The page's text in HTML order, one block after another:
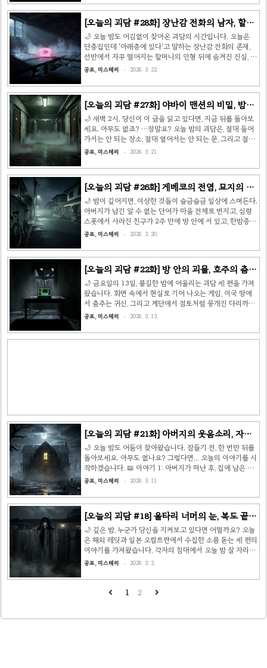
학교 시절, 10층짜리 아파트와 13층짜리 아파트가 나란히
길한 별명이 붙어 있었죠. 어느 날, 친구에게서 기묘한 소문
을 들었습니다. 새벽 3시에 13층 건물의 엘리베이터로 7층
에 가서 특정한 의식을 하고, 5층으로 내려가 또 무언가를 한
뒤, 3층에서 내려 계단으로 4층에 올라가면 유령을 볼 수 있
다는 것이었습니다. 그 소문을 잊고 지내던 어느 가을,..
[오늘의 괴담 #28화] 장난감 전화의 남자, 할머
니의 인형, 그리고 부자연스러운 걸음 속도 👻
🌙 오늘 밤도 어김없이 찾아온 괴담의 시간입니다. 오늘은
단층집인데 '아래층에 있다'고 말하는 장난감 전화의 존재,
선반에서 자꾸 떨어지는 할머니의 인형 뒤에 숨겨진 진실, 그
리고 깊은 밤 산길 계단에서 만난 부자연스러운 걸음의 존재
화의 남자 — "아래층에 있어" 사라(Sarah)는 남편 데이비
주택에서 둘이 살고 있었습니다. 어느 날, 미아가 어디선가
분홍색 장난감 전화기를 가져왔습니다. 싸구려 플라스틱 장
난감에 배터리칸도 없는 물건이었는데, 버튼을 누르면 진짜
발신음이 울렸습니다. 미아는 수화기를 귀에 대고 한참을 듣
더니, 이렇게 말했습니다. "엄마, 전화 아저씨가 아..
공포, 미스테리 2026. 3. 22.
[오늘의 괴담 #27화] 야바이 맨션의 비밀, 밤울
음의 정체, 그리고 식인 가족의 사회복지사 👻
🌙 새벽 2시. 당신이 이 글을 읽고 있다면, 지금 뒤를 돌아보
세요. 아무도 없죠? …정말요? 오늘 밤의 괴담은, 절대 들어
가서는 안 되는 장소, 절대 열어서는 안 되는 문, 그리고 절대
만나서는 안 되는 사람에 관한 이야기입니다. 📖 이야기 1:
이중 계약이 되어 버렸다. 급하게 대체 물건을 찾아야 했던
같은 가격대에서는 절대 구할 수 없는 넓이. 역에서 도보 5
분. 거의 신축 수준의 깔끔함. "단, 조건이 있습니다." 중개사
가 진지한 표정으로 말했다. "밤 11시 이후에는 절대 외출하
지 마세요." 이상한 조건이라 생각했지만, 급한 상황이라 계
약했다. 처음 며칠은 아무 일 없었다..
공포, 미스테리 2026. 3. 21.
[오늘의 괴담 #26화] 게베코의 전염, 묘지의 실
종자, 그리고 창문 너머의 손짓 👻
🌙 밤이 깊어지면, 이상한 것들이 슬금슬금 일상에 스며든다.
아버지가 남긴 알 수 없는 단어가 마을 전체로 번지고, 심령
스폿에서 사라진 친구가 2주 만에 방 안에 서 있고, 한밤중
이웃집 창문에서 아이들을 향한 섬뜩한 손짓이 반복된다.오
가 남긴 단어의 전염 제 아버지는 항상 병든 두더지를 '게베
겠고요. 다만 아버지는 두더지를 볼 때마다 그것을 병든 두
더지라 단정 짓고는 "게베코다, 게베코가 나왔어!" 라며 큰
소리로 외치시곤 했습니다. 보통 두더지를 본 것만으로 그게
병든 건지 멀쩡한 건지 알 수 있을 리 없잖아요? 나중에 이르
러선 결국 아버지는 모든 두더지를 '게베코'라 칭하다 ..
공포, 미스테리 2026. 3. 20.
[오늘의 괴담 #22화] 방 안의 괴물, 호주의 춤추
는 귀신, 그리고 뭉개진 다리 👻
🌙 금요일의 13일, 불길한 밤에 어울리는 괴담 세 편을 가져
왔습니다. 화면 속에서 현실로 기어 나오는 게임, 이국 땅에
서 춤추는 귀신, 그리고 계단에서 점토처럼 뭉개진 다리까지.
오늘 밤 잠들기 전, 불을 켜두는 건 어떨까요. 📖 이야기 1: 방
를 하고 있었다. 난이도를 높여놓고 화면에 바짝 얼굴을 들이
공포, 미스테리 2026. 3. 13.
[오늘의 괴담 #21화] 아버지의 웃음소리, 자주
있는 일, 그리고 빈집의 시선 👻
🌙 오늘 밤도 어둠이 찾아왔습니다. 잠들기 전, 한 번만 뒤를
돌아보세요. 아무도 없나요? 그렇다면... 오늘의 이야기를 시
작하겠습니다. 📖 이야기 1: 아버지가 떠난 후, 집에 남은 것
(미국) 이것은 미국 중서부의 어느 가정에서 실제로 있었던
건축업자에게 의뢰해서 새로 지은 집이었죠. 다만 이웃들 사
소문이 있었습니다. 문제는 아버지가 갑자기 아프기 시작하
면서부터였습니다. 어느 날 갑자기 성격이 변했습니다. 평생
아이들에게 손을 대지 않던 온화한 아버지가, 쓰레기를 버리
지 않았다는 이유로 12살 아들의 목을 조르며 침대에 내동댕
이쳤습니다. 일주일 후, 아버지에게 두 종류의 4기 암..
공포, 미스테리 2026. 3. 11.
[오늘의 괴담 #18] 울타리 너머의 눈, 복도 끝의
여자, 그리고 돌아오는 상자 👻
🌙 깊은 밤, 누군가 당신을 지켜보고 있다면 어떨까요? 오늘
은 해외 레딧과 일본 오컬트판에서 수집한 소름 돋는 세 편의
이야기를 가져왔습니다. 각자의 침대에서 오늘 밤 잘 자리라
확신하기 전에... 이 이야기들을 읽어보세요. 👀 📖 이야기 1:
일이 한 통 왔습니다. 보낸 이는 일주일에 한 번, 일요일마다
잔디를 깎아달라고 했습니다. 집 문은 열어두겠다고, 테이블
고 가던 중 뭔가 이상한 느낌이 들었습니다. 길이 낯설지 않
공포, 미스테리 2026. 3. 3.
1 2